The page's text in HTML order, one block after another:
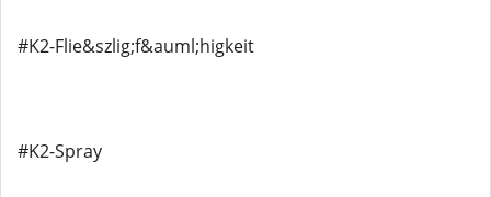
#K2-Flie&szlig;f&auml;higkeit
#K2-Spray